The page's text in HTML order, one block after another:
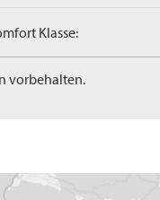
Klasse:
vorbehalten.